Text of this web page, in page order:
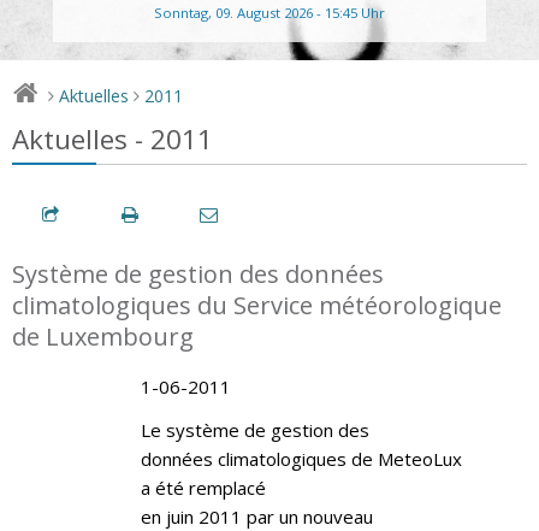
Sonntag, 09. August 2026 - 15:45 Uhr
> Aktuelles > 2011
Aktuelles - 2011
Système de gestion des données
climatologiques du Service météorologique
de Luxembourg
1-06-2011
Le système de gestion des
données climatologiques de MeteoLux
a été remplacé
en juin 2011 par un nouveau